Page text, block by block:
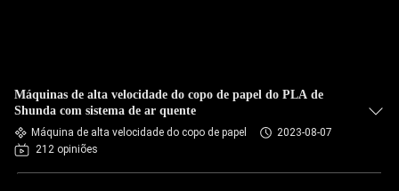
Máquinas de alta velocidade do copo de papel do PLA de
Shunda com sistema de ar quente
Máquina de alta velocidade do copo de papel
2023-08-07
212 opiniões